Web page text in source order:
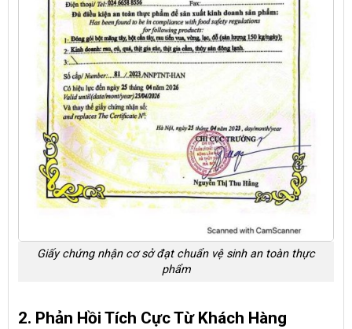
Giấy chứng nhận cơ sở đạt chuẩn vệ sinh an toàn thực
phẩm
2. Phản Hồi Tích Cực Từ Khách Hàng